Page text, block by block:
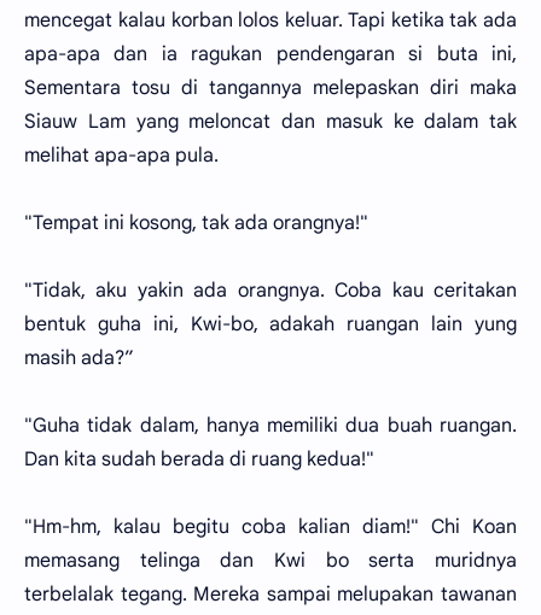
mencegat kalau korban lolos keluar. Tapi ketika tak ada
apa-apa dan ia ragukan pendengaran si buta ini,
Sementara tosu di tangannya melepaskan diri maka
Siauw Lam yang meloncat dan masuk ke dalam tak
melihat apa-apa pula.
"Tempat ini kosong, tak ada orangnya!"
"Tidak, aku yakin ada orangnya. Coba kau ceritakan
bentuk guha ini, Kwi-bo, adakah ruangan lain yung
masih ada?”
"Guha tidak dalam, hanya memiliki dua buah ruangan.
Dan kita sudah berada di ruang kedua!"
"Hm-hm, kalau begitu coba kalian diam!" Chi Koan
memasang telinga dan Kwi bo serta muridnya
terbelalak tegang. Mereka sampai melupakan tawanan